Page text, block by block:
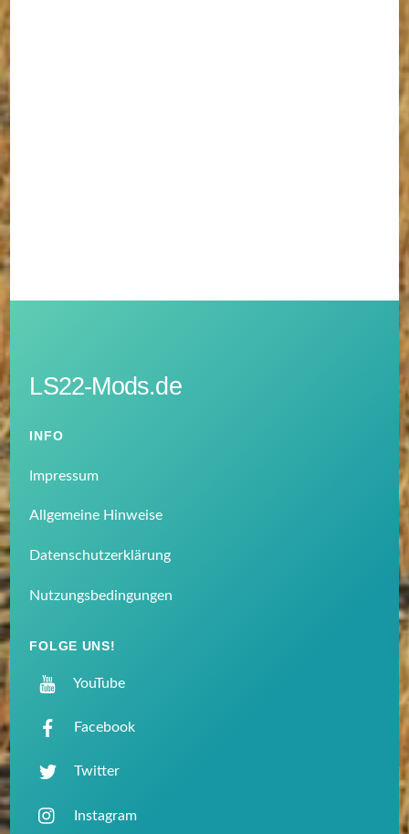
LS22-Mods.de
INFO
Impressum
Allgemeine Hinweise
Datenschutzerklärung
Nutzungsbedingungen
FOLGE UNS!
YouTube
Facebook
Twitter
Instagram